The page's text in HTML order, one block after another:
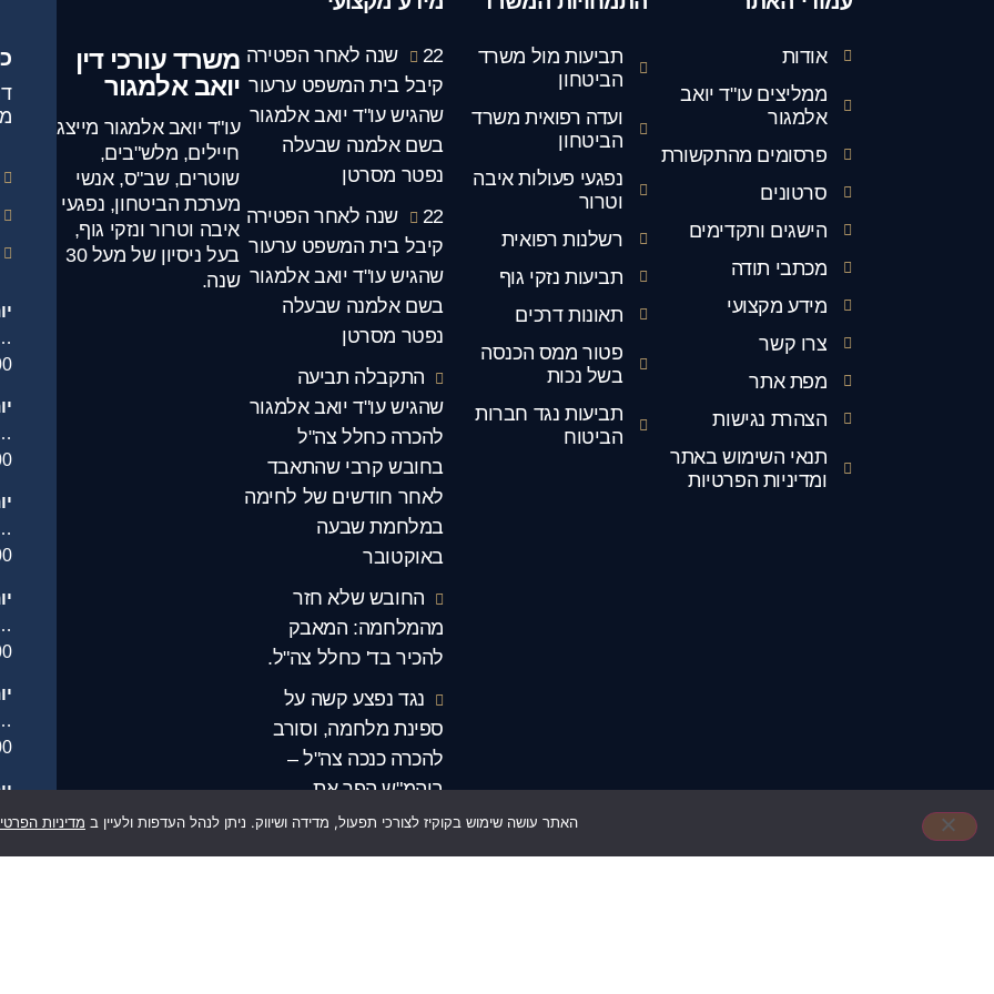
משרד עורכי דין
יואב אלמגור
עו"ד יואב אלמגור מייצג
חיילים, מלש"בים,
שוטרים, שב"ס, אנשי
מערכת הביטחון, נפגעי
איבה וטרור ונזקי גוף,
בעל ניסיון של מעל 30
שנה.
22 שנה לאחר הפטירה
קיבל בית המשפט ערעור
שהגיש עו"ד יואב אלמגור
בשם אלמנה שבעלה
נפטר מסרטן
22 שנה לאחר הפטירה
קיבל בית המשפט ערעור
שהגיש עו"ד יואב אלמגור
בשם אלמנה שבעלה
נפטר מסרטן
התקבלה תביעה
שהגיש עו"ד יואב אלמגור
להכרה כחלל צה"ל
בחובש קרבי שהתאבד
לאחר חודשים של לחימה
במלחמת שבעה
באוקטובר
החובש שלא חזר
מהמלחמה: המאבק
להכיר בד' כחלל צה"ל.
נגד נפצע קשה על
ספינת מלחמה, וסורב
להכרה כנכה צה"ל –
ביהמ"ש הפך את
ההחלטה.
"השלכות מרחיקות
תביעות מול משרד
הביטחון
ועדה רפואית משרד
הביטחון
נפגעי פעולות איבה
וטרור
רשלנות רפואית
תביעות נזקי גוף
תאונות דרכים
פטור ממס הכנסה
בשל נכות
תביעות נגד חברות
הביטוח
אודות
ממליצים עו"ד יואב
אלמגור
פרסומים מהתקשורת
סרטונים
הישגים ותקדימים
מכתבי תודה
מידע מקצועי
צרו קשר
מפת אתר
הצהרת נגישות
תנאי השימוש באתר
ומדיניות הפרטיות
האתר עושה שימוש בקוקיז לצורכי תפעול, מדידה ושיווק. ניתן לנהל העדפות ולעיין ב מדיניות